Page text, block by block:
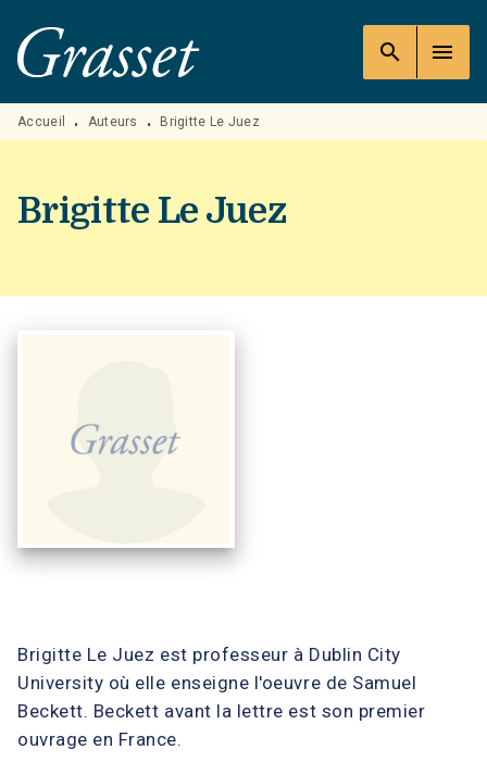
MENU RECHERCHE
PIED DE PAGE
search menu
Accueil • Auteurs • Brigitte Le Juez
Brigitte Le Juez
Brigitte Le Juez est professeur à Dublin City
University où elle enseigne l'oeuvre de Samuel
Beckett. Beckett avant la lettre est son premier
ouvrage en France.